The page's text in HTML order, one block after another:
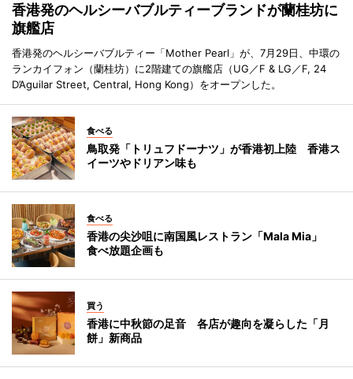
香港発のヘルシーバブルティーブランドが蘭桂坊に
旗艦店
香港発のヘルシーバブルティー「Mother Pearl」が、7月29日、中環の
ランカイフォン（蘭桂坊）に2階建ての旗艦店（UG／F & LG／F, 24
D’Aguilar Street, Central, Hong Kong）をオープンした。
食べる
鳥取発「トリュフドーナツ」が香港初上陸 香港ス
イーツやドリアン味も
食べる
香港の尖沙咀に南国風レストラン「Mala Mia」
食べ放題企画も
買う
香港に中秋節の足音 各店が趣向を凝らした「月
餅」新商品